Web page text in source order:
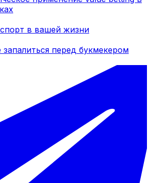
в вашей жизни
перед букмекером